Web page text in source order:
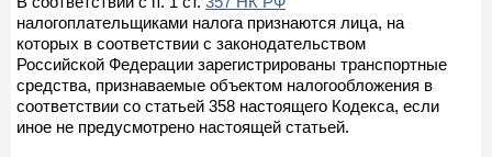
налогоплательщиками налога признаются лица, на
которых в соответствии с законодательством
Российской Федерации зарегистрированы транспортные
средства, признаваемые объектом налогообложения в
соответствии со статьей 358 настоящего Кодекса, если
иное не предусмотрено настоящей статьей.